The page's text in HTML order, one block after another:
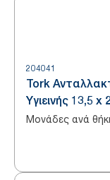
204041
Tork
Υγιεινής 13,5 x
Μονάδες ανά